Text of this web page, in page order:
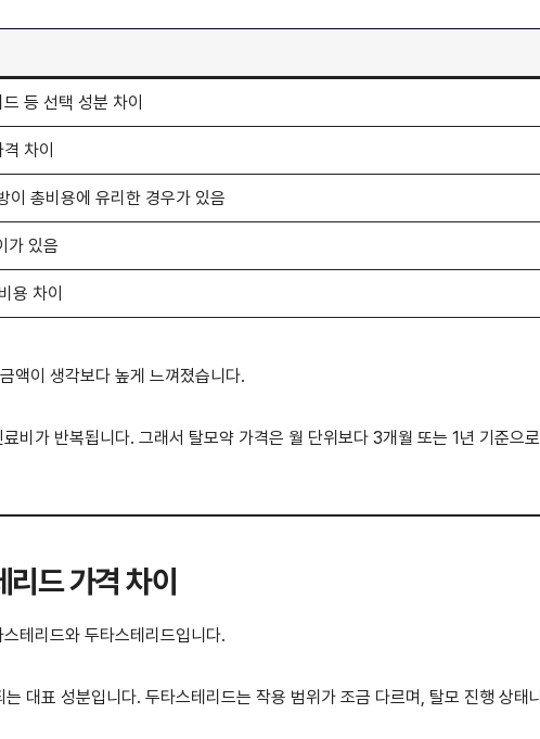
등 선택 성분 차이
차이
이 총비용에 유리한 경우가 있음
가 있음
용 차이
액이 생각보다 높게 느껴졌습니다.
비가 반복됩니다. 그래서 탈모약 가격은 월 단위보다 3개월 또는 1년 기준으
드 가격 차이
테리드와 두타스테리드입니다.
대표 성분입니다. 두타스테리드는 작용 범위가 조금 다르며, 탈모 진행 상태